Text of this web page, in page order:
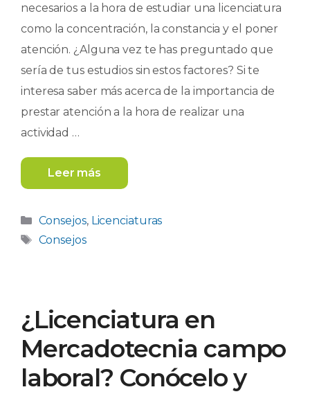
necesarios a la hora de estudiar una licenciatura
como la concentración, la constancia y el poner
atención. ¿Alguna vez te has preguntado que
sería de tus estudios sin estos factores? Si te
interesa saber más acerca de la importancia de
prestar atención a la hora de realizar una
actividad …
Leer más
Categorías
Consejos, Licenciaturas
Etiquetas
Consejos
¿Licenciatura en
Mercadotecnia campo
laboral? Conócelo y